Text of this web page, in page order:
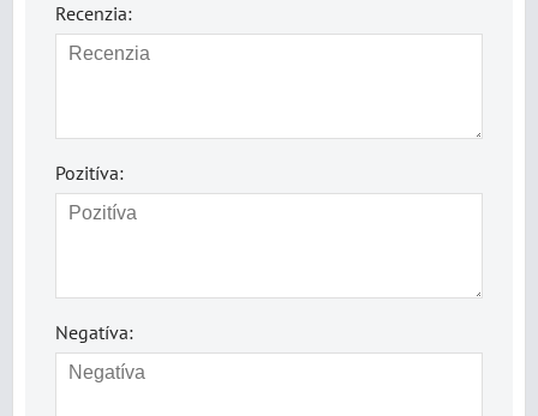
Recenzia:
Pozitíva:
Negatíva: